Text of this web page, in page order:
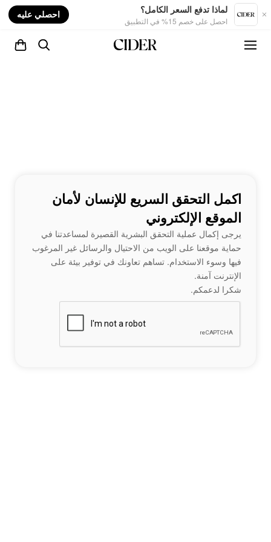
لماذا تدفع السعر الكامل؟
احصل على خصم 15% في التطبيق
احصلي عليه
اكمل التحقق السريع للإنسان لأمان
الموقع الإلكتروني
يرجى إكمال عملية التحقق البشرية القصيرة لمساعدتنا في
حماية موقعنا على الويب من الاحتيال والرسائل غير المرغوب
فيها وسوء الاستخدام. تساهم تعاونك في توفير بيئة على
الإنترنت آمنة.
شكرا لدعمكم.